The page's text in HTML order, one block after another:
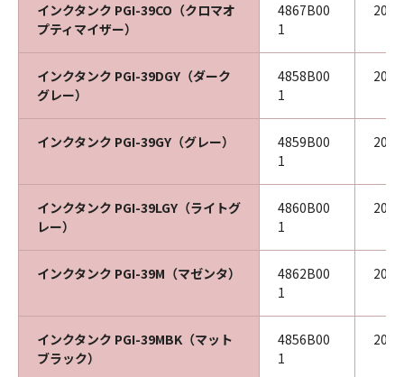
インクタンク PGI-39CO（クロマオ
プティマイザー）
4867B00
1
インクタンク PGI-39DGY（ダーク
グレー）
4858B00
1
インクタンク PGI-39GY（グレー）
4859B00
1
インクタンク PGI-39LGY（ライトグ
レー）
4860B00
1
インクタンク PGI-39M（マゼンタ）
4862B00
1
インクタンク PGI-39MBK（マット
ブラック）
4856B00
1